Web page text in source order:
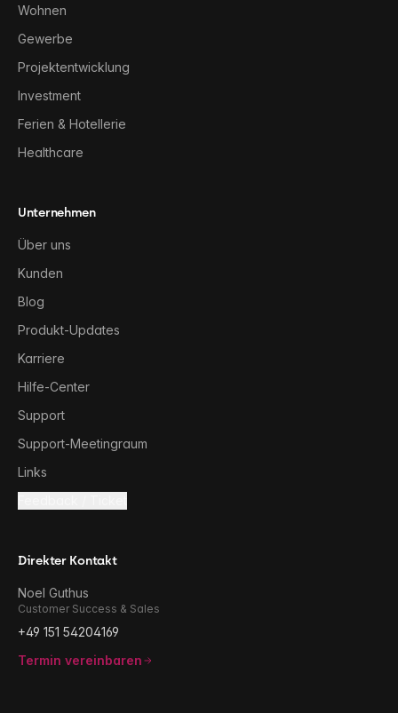
Wohnen
Gewerbe
Projektentwicklung
Investment
Ferien & Hotellerie
Healthcare
Unternehmen
Über uns
Kunden
Blog
Produkt-Updates
Karriere
Hilfe-Center
Support
Support-Meetingraum
Links
Direkter Kontakt
Noel Guthus
Customer Success & Sales
+49 151 54204169
Termin vereinbaren